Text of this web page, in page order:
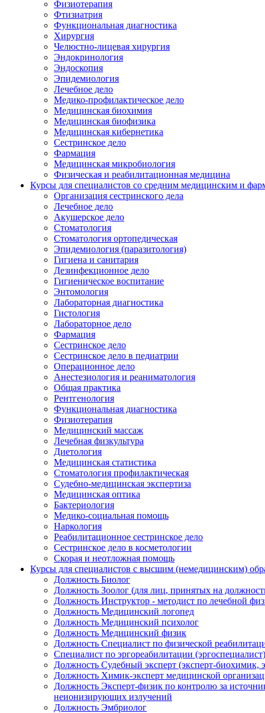
Физиотерапия
Фтизиатрия
Функциональная диагностика
Хирургия
Челюстно-лицевая хирургия
Эндокринология
Эндоскопия
Эпидемиология
Лечебное дело
Медико-профилактическое дело
Медицинская биохимия
Медицинская биофизика
Медицинская кибернетика
Сестринское дело
Фармация
Медицинская микробиология
Физическая и реабилитационная медицина
Курсы для специалистов со средним медицинским и
Организация сестринского дела
Лечебное дело
Акушерское дело
Стоматология
Стоматология ортопедическая
Эпидемиология (паразитология)
Гигиена и санитария
Дезинфекционное дело
Гигиеническое воспитание
Энтомология
Лабораторная диагностика
Гистология
Лабораторное дело
Фармация
Сестринское дело
Сестринское дело в педиатрии
Операционное дело
Анестезиология и реаниматология
Общая практика
Рентгенология
Функциональная диагностика
Физиотерапия
Медицинский массаж
Лечебная физкультура
Диетология
Медицинская статистика
Стоматология профилактическая
Судебно-медицинская экспертиза
Медицинская оптика
Бактериология
Медико-социальная помощь
Наркология
Реабилитационное сестринское дело
Сестринское дело в косметологии
Скорая и неотложная помощь
Курсы для специалистов с высшим (немедицинским)
Должность Биолог
Должность Зоолог (для лиц, принятых на
Должность Инструктор - методист по лечебной
Должность Медицинский логопед
Должность Медицинский психолог
Должность Медицинский физик
Должность Специалист по физической
Специалист по эргореабилитации (эргоспециалист)
Должность Судебный эксперт (эксперт-биохимик,
Должность Химик-эксперт медицинской
Должность Эксперт-физик по контролю за
неионизирующих излучений
Должность Эмбриолог